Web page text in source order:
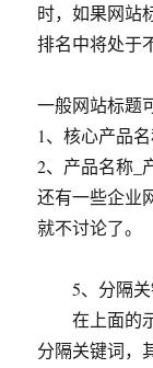
时，如果网站
排名中将处于
一般网站标题
1、核心产品名
2、产品名称_
还有一些企业
就不讨论了。
5、分隔关
在上面的示
分隔关键词，